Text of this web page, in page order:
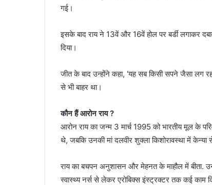
गई।
इसके बाद राय ने 13वें और 16वें होल पर बर्डी लगाकर
दिया।
जीत के बाद उन्होंने कहा, 'यह सब किसी सपने जैसा लग
से भी बाहर था।
कौन हैं आरोन राय ?
आरोन राय का जन्म 3 मार्च 1995 को भारतीय मूल के
थे, जबकि उनकी मां दलवीर शुक्ला किशोरावस्था में
राय का बचपन अनुशासन और मेहनत के माहौल में बीता.
स्वास्थ्य नर्स से लेकर एरोबिक्स इंस्ट्रक्टर तक कई काम